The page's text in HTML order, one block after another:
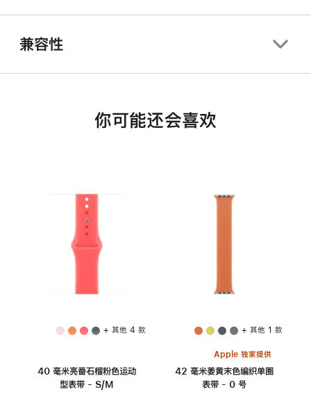
兼容性
你可能还会喜欢
+ 其他 4 款
40 毫米亮番石榴粉色运动
型表带 - S/M
+ 其他 1 款
Apple 独家提供
42 毫米姜黄末色编织单圈
表带 - 0 号